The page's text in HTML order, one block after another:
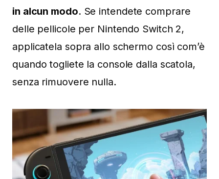
in alcun modo. Se intendete comprare
delle pellicole per Nintendo Switch 2,
applicatela sopra allo schermo così com’è
quando togliete la console dalla scatola,
senza rimuovere nulla.